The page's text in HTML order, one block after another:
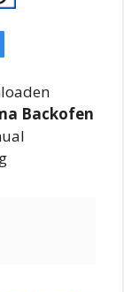
Backofen